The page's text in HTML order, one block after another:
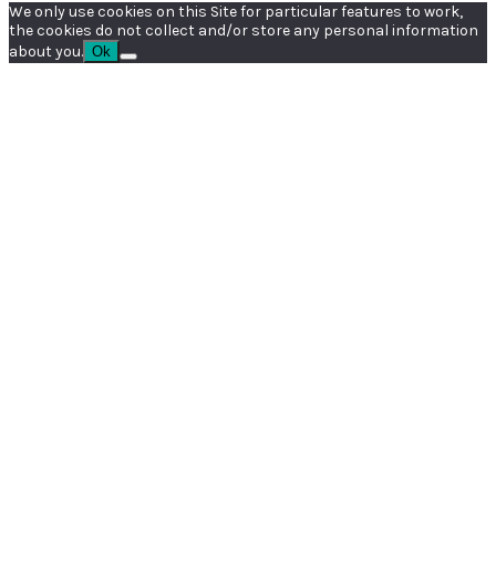
We only use cookies on this Site for particular features to work,
the cookies do not collect and/or store any personal information
about you. Ok